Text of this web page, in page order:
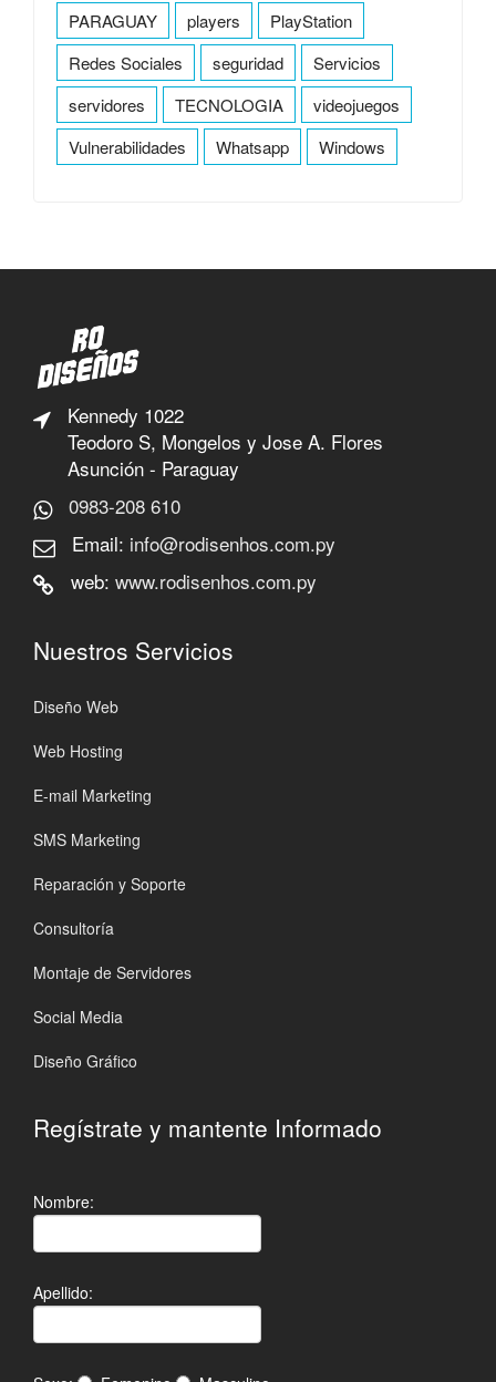
PARAGUAY
players
PlayStation
Redes Sociales
seguridad
Servicios
servidores
TECNOLOGIA
videojuegos
Vulnerabilidades
Whatsapp Windows
Kennedy 1022
Teodoro S, Mongelos y Jose A. Flores
Asunción - Paraguay
0983-208 610
Email: info@rodisenhos.com.py
web: www.rodisenhos.com.py
Nuestros Servicios
Diseño Web
Web Hosting
E-mail Marketing
SMS Marketing
Reparación y Soporte
Consultoría
Montaje de Servidores
Social Media
Diseño Gráfico
Regístrate y mantente Informado
Nombre:
Apellido: